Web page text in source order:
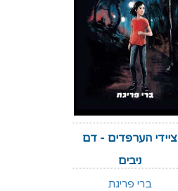
ציידי הערפדים - דם
ניבים
ברי פריגת